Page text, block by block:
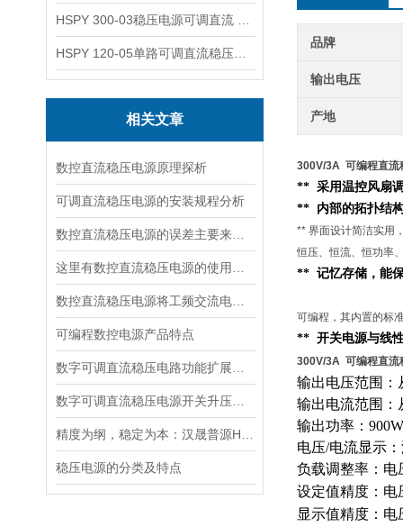
相关文章
数控直流稳压电源原理探析
可调直流稳压电源的安装规程分析
可编程数控电源产品特点
稳压电源的分类及特点
品牌
输出电压
产地
300V/3A 可编程直流
** 采用温控风扇
** 内部的拓扑结
** 界面设计简洁实用
恒压、恒流、恒功率
** 记忆存储，能
可编程，其内置的标
** 开关电源与线
300V/3A 可编程直流
输出电压范围：
输出电流范围：
输出功率：900W
电压/电流显示
负载调整率：电
设定值精度：电
显示值精度：电